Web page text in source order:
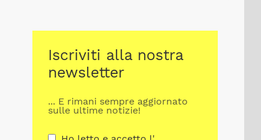
Iscriviti alla nostra
newsletter
... E rimani sempre aggiornato
sulle ultime notizie!